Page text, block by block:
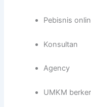
Pebisnis
Konsultan
Agency
UMKM